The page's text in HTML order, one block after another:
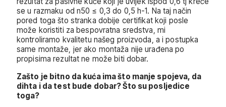
se u razmaku od n50 ≤ 0,3 do 0,5 h-1. Na taj način
pored toga što stranka dobije certifikat koji posle
može koristiti za bespovratna sredstva, mi
kontroliramo kvalitetu našeg proizvoda, a i postupka
same montaže, jer ako montaža nije urađena po
propisima rezultat ne može biti dobar.
Zašto je bitno da kuća ima što manje spojeva, da
dihta i da test bude dobar? Što su posljedice
toga?